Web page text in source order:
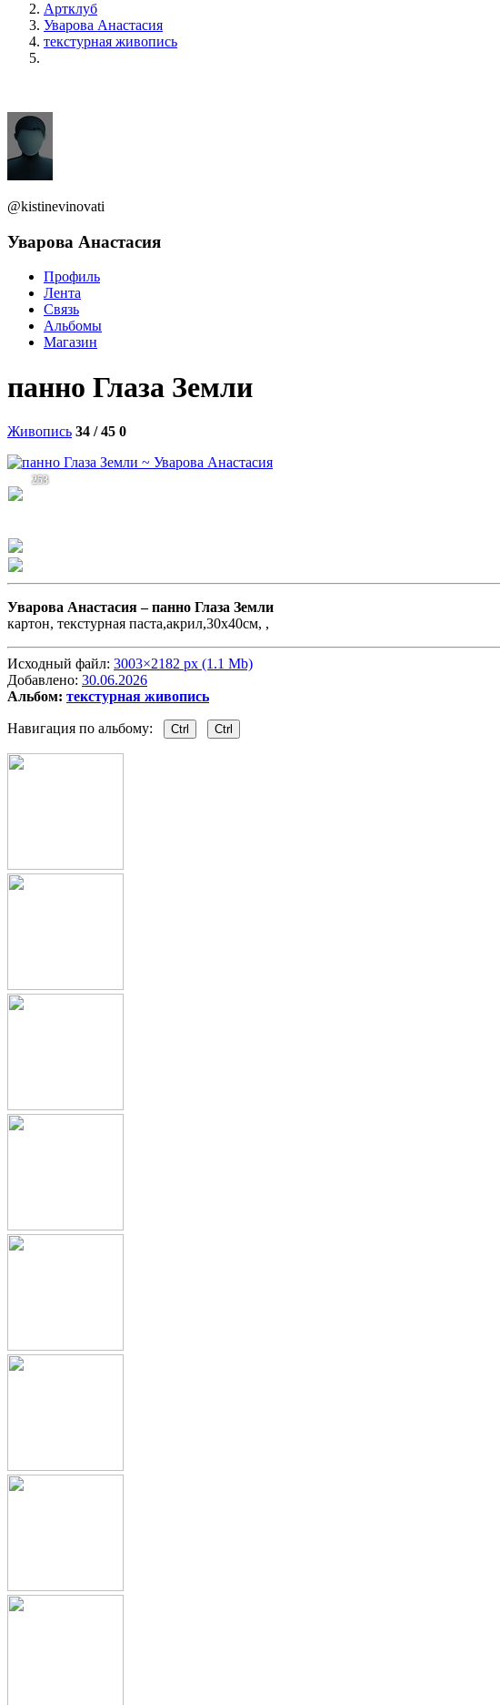
Артклуб
Уварова Анастасия
текстурная живопись
@kistinevinovati
Уварова Анастасия
Профиль
Лента
Связь
Альбомы
Магазин
панно Глаза Земли
Живопись 34 / 45 0
253
Уварова Анастасия –панно Глаза Земли
картон, текстурная паста,акрил,30х40см, ,
Исходный файл: 3003×2182 px (1.1 Mb)
Добавлено: 30.06.2026
Альбом: текстурная живопись
Навигация по альбому: Ctrl Ctrl